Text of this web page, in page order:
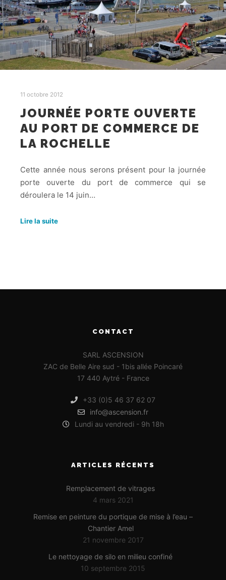
11 octobre 2012
JOURNÉE PORTE OUVERTE
AU PORT DE COMMERCE DE
LA ROCHELLE
Cette année nous serons présent pour la journée
porte ouverte du port de commerce qui se
déroulera le 14 juin…
Lire la suite
CONTACT
SARL ASCENSION
ZAC de Belle Aire sud - 1bis allée Poincaré
17 440 Aytré - France
+33 (0)5 46 37 62 07
info@ascension.fr
Lundi au vendredi - 9h 18h
ARTICLES RÉCENTS
Remplacement de vitrages
4 mars 2021
Remise en peinture du portique de mise à l’eau –
Chantier Amel
21 novembre 2017
Le nettoyage de silo en milieu confiné
10 septembre 2015